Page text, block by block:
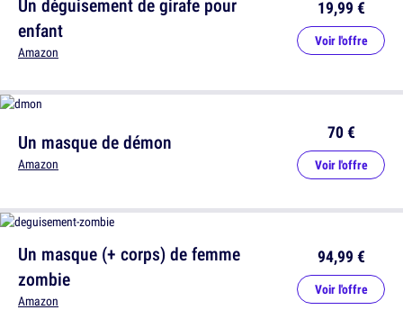
Un masque de démon
Amazon
70 €
Voir l'offre
Un masque (+ corps) de femme
zombie
Amazon
94,99 €
Voir l'offre
enfant
Amazon
19,99 €
Voir l'offre